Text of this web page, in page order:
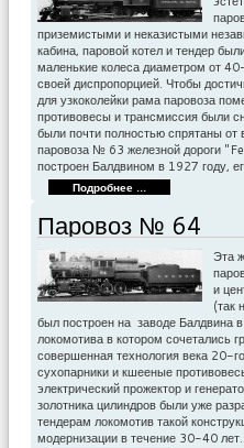
приземистыми и неказистыми
кабина, паровой котел и тендер
маленькие колеса диаметром от
своей диспропорцией. Чтобы
для узкоколейки рама паровоза
противовесы и трансмиссия были
были почти полностью спрятаны от
паровоза № 63 железной дороги
построен Балдвином в 1927 году,
Подробнее ...
Паровоз № 64
Эта
и
(так
был построен на заводе Балдвина
локомотива в котором сочетались
совершенная технология века 20-
сухопарники и кшееные
электрический прожектор и
золотника цилиндров были уже
тендерам локомотив такой
модернизации в течение 30-40 лет.